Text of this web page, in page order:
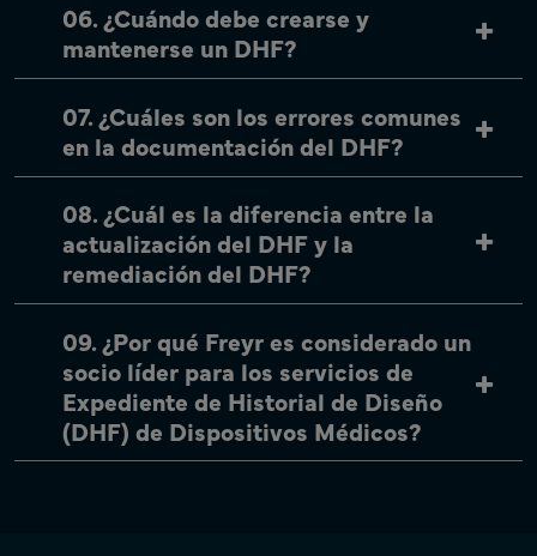
06. ¿Cuándo debe crearse y
mantenerse un DHF?
07. ¿Cuáles son los errores comunes
en la documentación del DHF?
08. ¿Cuál es la diferencia entre la
actualización del DHF y la
remediación del DHF?
09. ¿Por qué Freyr es considerado un
socio líder para los servicios de
Expediente de Historial de Diseño
(DHF) de Dispositivos Médicos?